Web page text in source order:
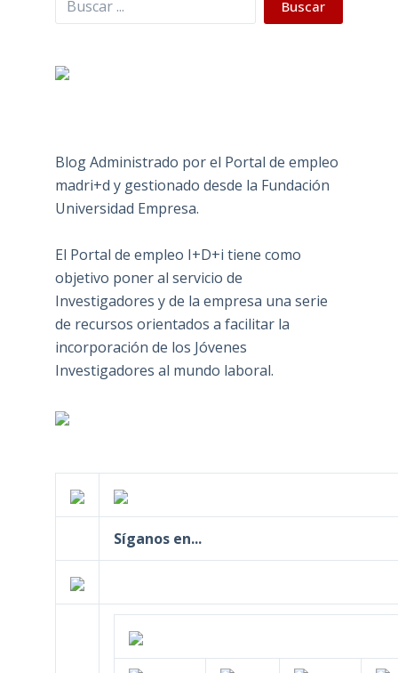
Buscar
Blog Administrado por el Portal de empleo
madri+d y gestionado desde la Fundación
Universidad Empresa.
El Portal de empleo I+D+i tiene como
objetivo poner al servicio de
Investigadores y de la empresa una serie
de recursos orientados a facilitar la
incorporación de los Jóvenes
Investigadores al mundo laboral.
Síganos en...